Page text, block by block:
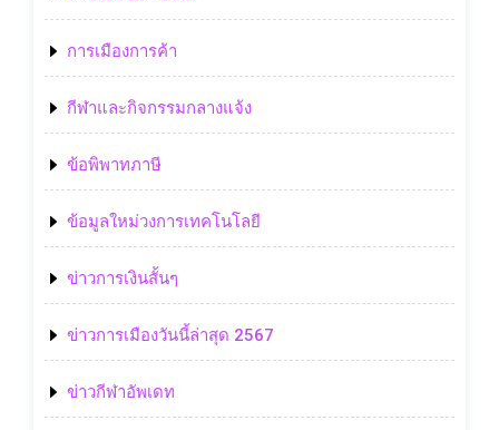
การเมืองการค้า
กีฬาและกิจกรรมกลางแจ้ง
ข้อพิพาทภาษี
ข้อมูลใหม่วงการเทคโนโลยี
ข่าวการเงินสั้นๆ
ข่าวการเมืองวันนี้ล่าสุด 2567
ข่าวกีฬาอัพเดท